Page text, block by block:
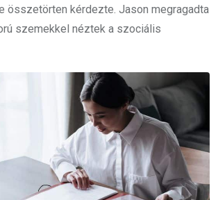
összetörten kérdezte. Jason megragadta
szemekkel néztek a szociális